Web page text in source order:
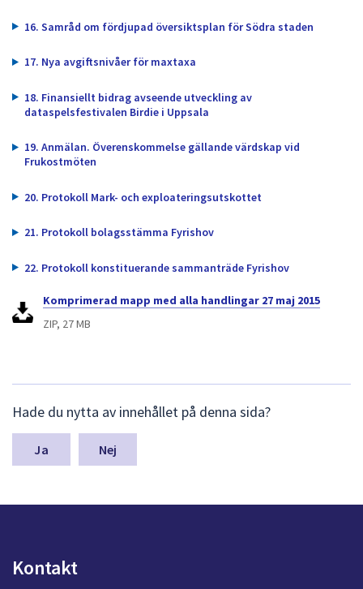
16. Samråd om fördjupad översiktsplan för Södra staden
17. Nya avgiftsnivåer för maxtaxa
18. Finansiellt bidrag avseende utveckling av
dataspelsfestivalen Birdie i Uppsala
19. Anmälan. Överenskommelse gällande värdskap vid
Frukostmöten
20. Protokoll Mark- och exploateringsutskottet
21. Protokoll bolagsstämma Fyrishov
22. Protokoll konstituerande sammanträde Fyrishov
Komprimerad mapp med alla handlingar 27 maj 2015
ZIP, 27 MB
ä
m
a
y
n
Hade du nytta av innehållet på denna sida?
Nej
Kontakt